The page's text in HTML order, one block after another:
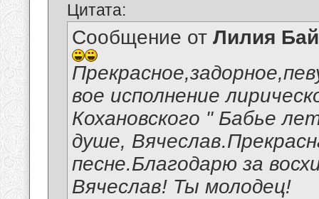
Цитата:
Сообщение от Лилия
вое исполнение
Кохановского " Бабье
душе,
песне.Благодарю за
Вячеслав! Ты молодец!